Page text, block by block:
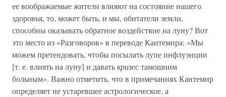
ее воображаемые жители влияют на состояние нашего
здоровья, то, может быть, и мы, обитатели земли,
способны оказывать обратное воздействие на луну? Вот
это место из «Разговоров» в переводе Кантемира: «Мы
можем претендовать, чтобы посылать лупе инфлуэнции
[т. е. влиять на луну] и даватькризестамошним
больным». Важно отметить, что в примечаниях Кантемир
определяет не устаревшее астрологическое, а